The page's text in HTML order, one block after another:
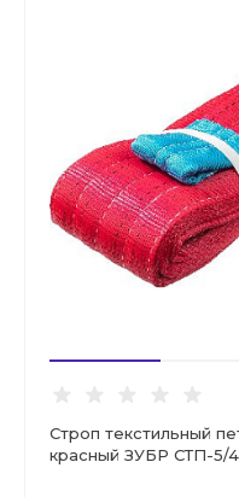
Строп текстильный
красный ЗУБР СТП-5/4